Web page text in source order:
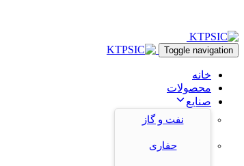
Toggle navigation
خانه
محصولات
صنایع
نفت و گاز
حفاری